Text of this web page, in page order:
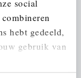
social
hebt gedeeld,
gebruik van